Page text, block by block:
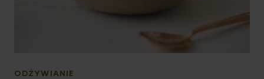
ODŻYWIANIE